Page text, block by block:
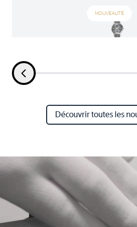
NOUVEAUTÉ
Découvrir toutes les